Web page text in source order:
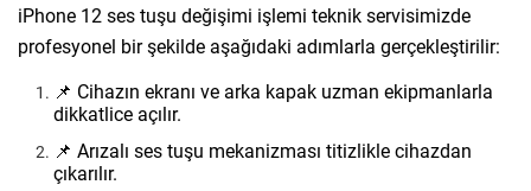
iPhone 12 ses tuşu değişimi işlemi teknik servisimizde
profesyonel bir şekilde aşağıdaki adımlarla gerçekleştirilir:
📌 Cihazın ekranı ve arka kapak uzman ekipmanlarla
dikkatlice açılır.
📌 Arızalı ses tuşu mekanizması titizlikle cihazdan
çıkarılır.